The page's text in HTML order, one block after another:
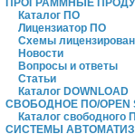
ПРОГРАММНЫЕ
Каталог ПО
Лицензиатор ПО
Схемы
Новости
Вопросы и ответы
Статьи
Каталог DOWNLOAD
СВОБОДНОЕ ПО/OPEN
Каталог свободного
СИСТЕМЫ